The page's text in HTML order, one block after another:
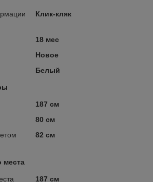
Клик-кляк
18 мес
Новое
Белый
187 см
80 см
82 см
места
187 см